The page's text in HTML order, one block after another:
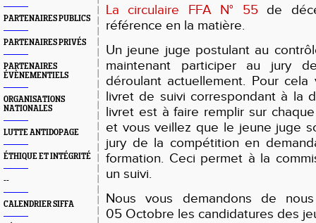
PARTENAIRES PUBLICS
PARTENAIRES PRIVÉS
PARTENAIRES
ÉVÈNEMENTIELS
ORGANISATIONS
NATIONALES
LUTTE ANTIDOPAGE
ÉTHIQUE ET INTÉGRITÉ
--
CALENDRIER SIFFA
La circulaire FFA N° 55de
référence en la matière.
Un jeune juge postulant au
maintenant participer au jury
déroulant actuellement. Pour
livret de suivi correspondant à la
livret est à faire remplir sur
et vous veillez que le jeune juge
jury de la compétition en
formation. Ceci permet à la
un suivi.
Nous vous demandons de
05 Octobre les candidatures des